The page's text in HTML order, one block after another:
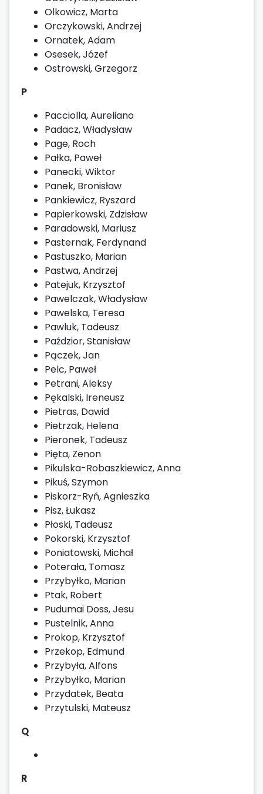
Olkowicz, Marta
Orczykowski, Andrzej
Ornatek, Adam
Osesek, Józef
Ostrowski, Grzegorz
P
Pacciolla, Aureliano
Padacz, Władysław
Page, Roch
Pałka, Paweł
Panecki, Wiktor
Panek, Bronisław
Pankiewicz, Ryszard
Papierkowski, Zdzisław
Paradowski, Mariusz
Pasternak, Ferdynand
Pastuszko, Marian
Pastwa, Andrzej
Patejuk, Krzysztof
Pawelczak, Władysław
Pawelska, Teresa
Pawluk, Tadeusz
Paździor, Stanisław
Pączek, Jan
Pelc, Paweł
Petrani, Aleksy
Pękalski, Ireneusz
Pietras, Dawid
Pietrzak, Helena
Pieronek, Tadeusz
Pięta, Zenon
Pikulska-Robaszkiewicz, Anna
Pikuś, Szymon
Piskorz-Ryń, Agnieszka
Pisz, Łukasz
Płoski, Tadeusz
Pokorski, Krzysztof
Poniatowski, Michał
Poterała, Tomasz
Przybyłko, Marian
Ptak, Robert
Pudumai Doss, Jesu
Pustelnik, Anna
Prokop, Krzysztof
Przekop, Edmund
Przybyła, Alfons
Przybyłko, Marian
Przydatek, Beata
Przytulski, Mateusz
Q
R